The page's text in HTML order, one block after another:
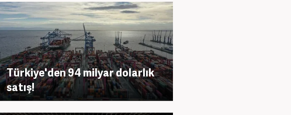
Türkiye'den 94 milyar dolarlık
satış!